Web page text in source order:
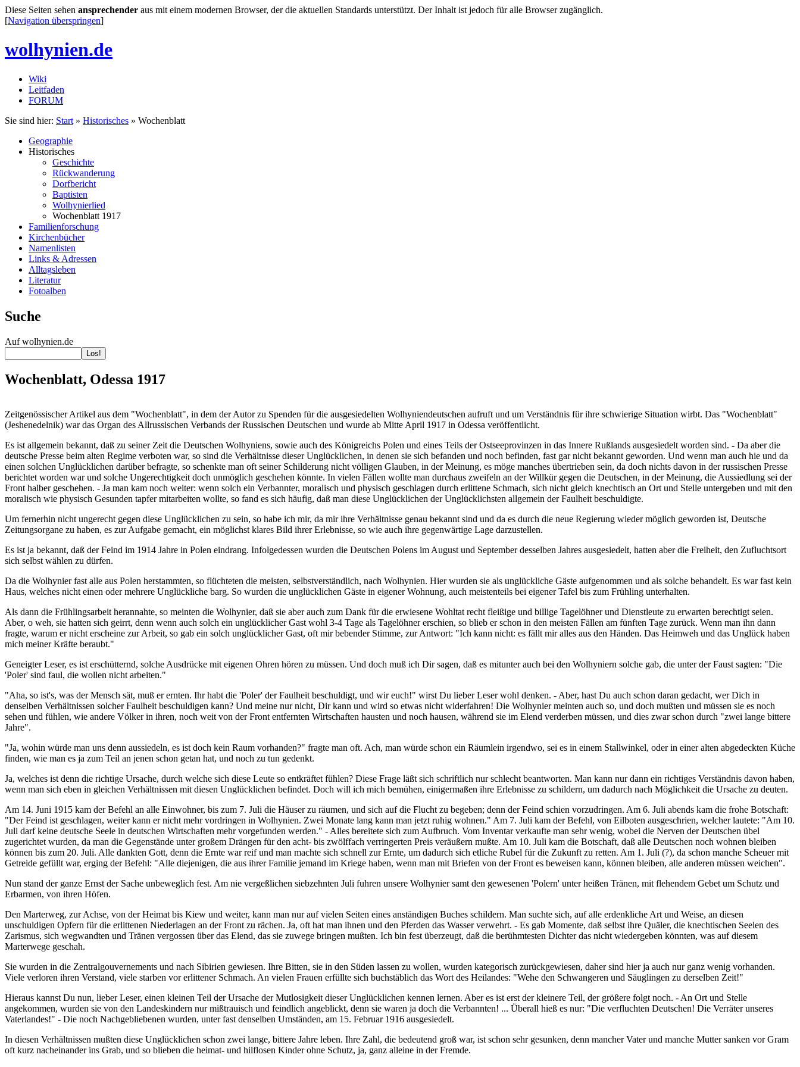
Diese Seiten sehen ansprechender aus mit einem modernen Browser, der die aktuellen Standards unterstützt. Der Inhalt ist jedoch für alle Browser zugänglich.
[Navigation überspringen]
wolhynien.de
Wiki
Leitfaden
FORUM
Sie sind hier: Start » Historisches » Wochenblatt
Geographie
Historisches
Geschichte
Rückwanderung
Dorfbericht
Baptisten
Wolhynierlied
Wochenblatt 1917
Familienforschung
Kirchenbücher
Namenlisten
Links & Adressen
Alltagsleben
Literatur
Fotoalben
Suche
Auf wolhynien.de
Wochenblatt, Odessa 1917
Zeitgenössischer Artikel aus dem "Wochenblatt", in dem der Autor zu Spenden für die ausgesiedelten Wolhyniendeutschen aufruft und um Verständnis für ihre schwierige Situation wirbt. Das "Wochenblatt"
(Jeshenedelnik) war das Organ des Allrussischen Verbands der Russischen Deutschen und wurde ab Mitte April 1917 in Odessa veröffentlicht.
Es ist allgemein bekannt, daß zu seiner Zeit die Deutschen Wolhyniens, sowie auch des Königreichs Polen und eines Teils der Ostseeprovinzen in das Innere Rußlands ausgesiedelt worden sind. - Da aber die
deutsche Presse beim alten Regime verboten war, so sind die Verhältnisse dieser Unglücklichen, in denen sie sich befanden und noch befinden, fast gar nicht bekannt geworden. Und wenn man auch hie und da
einen solchen Unglücklichen darüber befragte, so schenkte man oft seiner Schilderung nicht völligen Glauben, in der Meinung, es möge manches übertrieben sein, da doch nichts davon in der russischen Presse
berichtet worden war und solche Ungerechtigkeit doch unmöglich geschehen könnte. In vielen Fällen wollte man durchaus zweifeln an der Willkür gegen die Deutschen, in der Meinung, die Aussiedlung sei der
Front halber geschehen. - Ja man kam noch weiter: wenn solch ein Verbannter, moralisch und physisch geschlagen durch erlittene Schmach, sich nicht gleich knechtisch an Ort und Stelle untergeben und mit den
moralisch wie physisch Gesunden tapfer mitarbeiten wollte, so fand es sich häufig, daß man diese Unglücklichen der Unglücklichsten allgemein der Faulheit beschuldigte.
Um fernerhin nicht ungerecht gegen diese Unglücklichen zu sein, so habe ich mir, da mir ihre Verhältnisse genau bekannt sind und da es durch die neue Regierung wieder möglich geworden ist, Deutsche
Zeitungsorgane zu haben, es zur Aufgabe gemacht, ein möglichst klares Bild ihrer Erlebnisse, so wie auch ihre gegenwärtige Lage darzustellen.
Es ist ja bekannt, daß der Feind im 1914 Jahre in Polen eindrang. Infolgedessen wurden die Deutschen Polens im August und September desselben Jahres ausgesiedelt, hatten aber die Freiheit, den Zufluchtsort
sich selbst wählen zu dürfen.
Da die Wolhynier fast alle aus Polen herstammten, so flüchteten die meisten, selbstverständlich, nach Wolhynien. Hier wurden sie als unglückliche Gäste aufgenommen und als solche behandelt. Es war fast kein
Haus, welches nicht einen oder mehrere Unglückliche barg. So wurden die unglücklichen Gäste in eigener Wohnung, auch meistenteils bei eigener Tafel bis zum Frühling unterhalten.
Als dann die Frühlingsarbeit herannahte, so meinten die Wolhynier, daß sie aber auch zum Dank für die erwiesene Wohltat recht fleißige und billige Tagelöhner und Dienstleute zu erwarten berechtigt seien.
Aber, o weh, sie hatten sich geirrt, denn wenn auch solch ein unglücklicher Gast wohl 3-4 Tage als Tagelöhner erschien, so blieb er schon in den meisten Fällen am fünften Tage zurück. Wenn man ihn dann
fragte, warum er nicht erscheine zur Arbeit, so gab ein solch unglücklicher Gast, oft mir bebender Stimme, zur Antwort: "Ich kann nicht: es fällt mir alles aus den Händen. Das Heimweh und das Unglück haben
mich meiner Kräfte beraubt."
Geneigter Leser, es ist erschütternd, solche Ausdrücke mit eigenen Ohren hören zu müssen. Und doch muß ich Dir sagen, daß es mitunter auch bei den Wolhyniern solche gab, die unter der Faust sagten: "Die
'Poler' sind faul, die wollen nicht arbeiten."
"Aha, so ist's, was der Mensch sät, muß er ernten. Ihr habt die 'Poler' der Faulheit beschuldigt, und wir euch!" wirst Du lieber Leser wohl denken. - Aber, hast Du auch schon daran gedacht, wer Dich in
denselben Verhältnissen solcher Faulheit beschuldigen kann? Und meine nur nicht, Dir kann und wird so etwas nicht widerfahren! Die Wolhynier meinten auch so, und doch mußten und müssen sie es noch
sehen und fühlen, wie andere Völker in ihren, noch weit von der Front entfernten Wirtschaften hausten und noch hausen, während sie im Elend verderben müssen, und dies zwar schon durch "zwei lange bittere
Jahre".
"Ja, wohin würde man uns denn aussiedeln, es ist doch kein Raum vorhanden?" fragte man oft. Ach, man würde schon ein Räumlein irgendwo, sei es in einem Stallwinkel, oder in einer alten abgedeckten Küche
finden, wie man es ja zum Teil an jenen schon getan hat, und noch zu tun gedenkt.
Ja, welches ist denn die richtige Ursache, durch welche sich diese Leute so entkräftet fühlen? Diese Frage läßt sich schriftlich nur schlecht beantworten. Man kann nur dann ein richtiges Verständnis davon haben,
wenn man sich eben in gleichen Verhältnissen mit diesen Unglücklichen befindet. Doch will ich mich bemühen, einigermaßen ihre Erlebnisse zu schildern, um dadurch nach Möglichkeit die Ursache zu deuten.
Am 14. Juni 1915 kam der Befehl an alle Einwohner, bis zum 7. Juli die Häuser zu räumen, und sich auf die Flucht zu begeben; denn der Feind schien vorzudringen. Am 6. Juli abends kam die frohe Botschaft:
"Der Feind ist geschlagen, weiter kann er nicht mehr vordringen in Wolhynien. Zwei Monate lang kann man jetzt ruhig wohnen." Am 7. Juli kam der Befehl, von Eilboten ausgeschrien, welcher lautete: "Am 10.
Juli darf keine deutsche Seele in deutschen Wirtschaften mehr vorgefunden werden." - Alles bereitete sich zum Aufbruch. Vom Inventar verkaufte man sehr wenig, wobei die Nerven der Deutschen übel
zugerichtet wurden, da man die Gegenstände unter großem Drängen für den acht- bis zwölffach verringerten Preis veräußern mußte. Am 10. Juli kam die Botschaft, daß alle Deutschen noch wohnen bleiben
können bis zum 20. Juli. Alle dankten Gott, denn die Ernte war reif und man machte sich schnell zur Ernte, um dadurch sich etliche Rubel für die Zukunft zu retten. Am 1. Juli (?), da schon manche Scheuer mit
Getreide gefüllt war, erging der Befehl: "Alle diejenigen, die aus ihrer Familie jemand im Kriege haben, wenn man mit Briefen von der Front es beweisen kann, können bleiben, alle anderen müssen weichen".
Nun stand der ganze Ernst der Sache unbeweglich fest. Am nie vergeßlichen siebzehnten Juli fuhren unsere Wolhynier samt den gewesenen 'Polern' unter heißen Tränen, mit flehendem Gebet um Schutz und
Erbarmen, von ihren Höfen.
Den Marterweg, zur Achse, von der Heimat bis Kiew und weiter, kann man nur auf vielen Seiten eines anständigen Buches schildern. Man suchte sich, auf alle erdenkliche Art und Weise, an diesen
unschuldigen Opfern für die erlittenen Niederlagen an der Front zu rächen. Ja, oft hat man ihnen und den Pferden das Wasser verwehrt. - Es gab Momente, daß selbst ihre Quäler, die knechtischen Seelen des
Zarismus, sich wegwandten und Tränen vergossen über das Elend, das sie zuwege bringen mußten. Ich bin fest überzeugt, daß die berühmtesten Dichter das nicht wiedergeben könnten, was auf diesem
Marterwege geschah.
Sie wurden in die Zentralgouvernements und nach Sibirien gewiesen. Ihre Bitten, sie in den Süden lassen zu wollen, wurden kategorisch zurückgewiesen, daher sind hier ja auch nur ganz wenig vorhanden.
Viele verloren ihren Verstand, viele starben vor erlittener Schmach. An vielen Frauen erfüllte sich buchstäblich das Wort des Heilandes: "Wehe den Schwangeren und Säuglingen zu derselben Zeit!"
Hieraus kannst Du nun, lieber Leser, einen kleinen Teil der Ursache der Mutlosigkeit dieser Unglücklichen kennen lernen. Aber es ist erst der kleinere Teil, der größere folgt noch. - An Ort und Stelle
angekommen, wurden sie von den Landeskindern nur mißtrauisch und feindlich angeblickt, denn sie waren ja doch die Verbannten! ... Überall hieß es nur: "Die verfluchten Deutschen! Die Verräter unseres
Vaterlandes!" - Die noch Nachgebliebenen wurden, unter fast denselben Umständen, am 15. Februar 1916 ausgesiedelt.
In diesen Verhältnissen mußten diese Unglücklichen schon zwei lange, bittere Jahre leben. Ihre Zahl, die bedeutend groß war, ist schon sehr gesunken, denn mancher Vater und manche Mutter sanken vor Gram
oft kurz nacheinander ins Grab, und so blieben die heimat- und hilflosen Kinder ohne Schutz, ja, ganz alleine in der Fremde.